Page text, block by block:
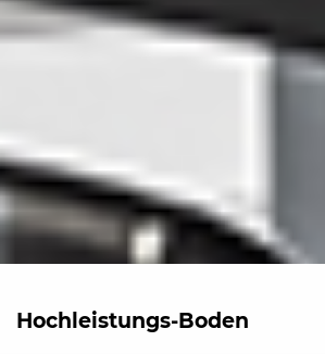
Hochleistungs-Boden